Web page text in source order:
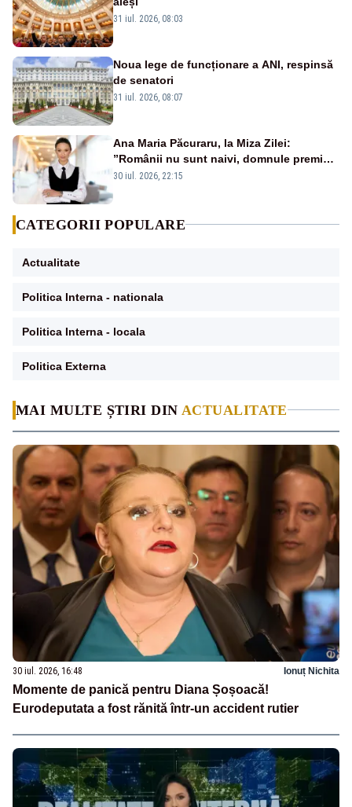
MAI MULTE ȘTIRI DIN ACTUALITATE
30 iul. 2026, 16:48 Ionuț Nichita
Momente de panică pentru Diana Șoșoacă!
Eurodeputata a fost rănită într-un accident rutier
31 iul. 2026, 08:03
Noua lege de funcționare a ANI, respinsă
de senatori
31 iul. 2026, 08:07
Ana Maria Păcuraru, la Miza Zilei:
”Românii nu sunt naivi, domnule premier
Bolojan”
30 iul. 2026, 22:15
CATEGORII POPULARE
Actualitate
Politica Interna - nationala
Politica Interna - locala
Politica Externa